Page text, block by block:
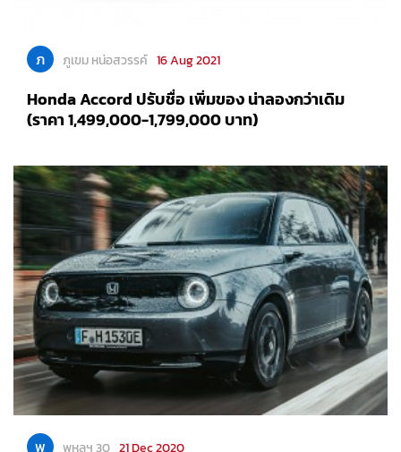
ภ ภูเขม หน่อสวรรค์ 16 Aug 2021
Honda Accord ปรับชื่อ เพิ่มของ น่าลองกว่าเดิม
(ราคา 1,499,000-1,799,000 บาท)
พ พหลฯ 30 21 Dec 2020